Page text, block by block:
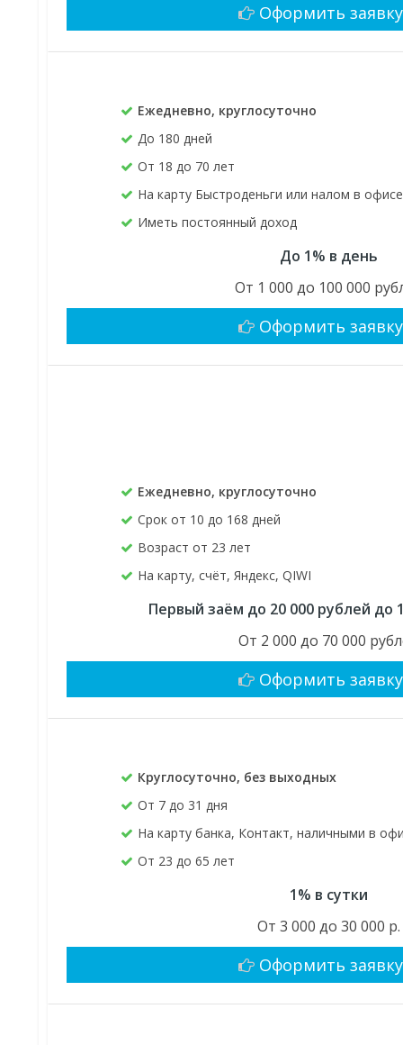
Оформить заявку
Ежедневно, круглосуточно
До 180 дней
От 18 до 70 лет
На карту Быстроденьги или налом в офисе
Иметь постоянный доход
До 1% в день
От 1 000 до 100 000
Оформить заявку
Ежедневно, круглосуточно
Срок от 10 до 168 дней
Возраст от 23 лет
На карту, счёт, Яндекс, QIWI
Первый заём до 20 000 рублей до
От 2 000 до 70 000
Оформить заявку
Круглосуточно, без выходных
От 7 до 31 дня
На карту банка, Контакт, наличными в
От 23 до 65 лет
1% в сутки
От 3 000 до 30 000 р.
Оформить заявку